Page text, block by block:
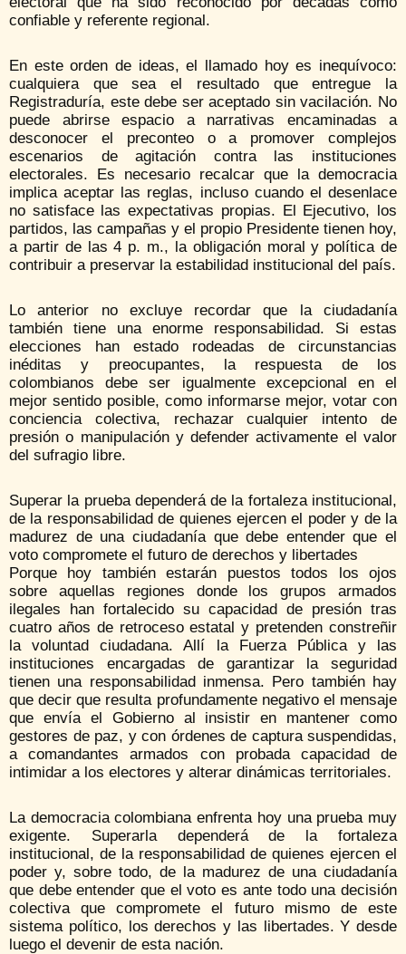
confiable y referente regional.
En este orden de ideas, el llamado hoy es inequívoco:
cualquiera que sea el resultado que entregue la
Registraduría, este debe ser aceptado sin vacilación. No
puede abrirse espacio a narrativas encaminadas a
desconocer el preconteo o a promover complejos
escenarios de agitación contra las instituciones
electorales. Es necesario recalcar que la democracia
implica aceptar las reglas, incluso cuando el desenlace
no satisface las expectativas propias. El Ejecutivo, los
partidos, las campañas y el propio Presidente tienen hoy,
a partir de las 4 p. m., la obligación moral y política de
contribuir a preservar la estabilidad institucional del país.
Lo anterior no excluye recordar que la ciudadanía
también tiene una enorme responsabilidad. Si estas
elecciones han estado rodeadas de circunstancias
inéditas y preocupantes, la respuesta de los
colombianos debe ser igualmente excepcional en el
mejor sentido posible, como informarse mejor, votar con
conciencia colectiva, rechazar cualquier intento de
presión o manipulación y defender activamente el valor
del sufragio libre.
Superar la prueba dependerá de la fortaleza institucional,
de la responsabilidad de quienes ejercen el poder y de la
madurez de una ciudadanía que debe entender que el
voto compromete el futuro de derechos y libertades
Porque hoy también estarán puestos todos los ojos
sobre aquellas regiones donde los grupos armados
ilegales han fortalecido su capacidad de presión tras
cuatro años de retroceso estatal y pretenden constreñir
la voluntad ciudadana. Allí la Fuerza Pública y las
instituciones encargadas de garantizar la seguridad
tienen una responsabilidad inmensa. Pero también hay
que decir que resulta profundamente negativo el mensaje
que envía el Gobierno al insistir en mantener como
gestores de paz, y con órdenes de captura suspendidas,
a comandantes armados con probada capacidad de
intimidar a los electores y alterar dinámicas territoriales.
La democracia colombiana enfrenta hoy una prueba muy
exigente. Superarla dependerá de la fortaleza
institucional, de la responsabilidad de quienes ejercen el
poder y, sobre todo, de la madurez de una ciudadanía
que debe entender que el voto es ante todo una decisión
colectiva que compromete el futuro mismo de este
sistema político, los derechos y las libertades. Y desde
luego el devenir de esta nación.